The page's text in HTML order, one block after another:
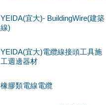
YEIDA(宜大)- BuildingWire(建築
線)
YEIDA(宜大)電纜線接頭工具施
工週邊器材
橡膠類電線電纜